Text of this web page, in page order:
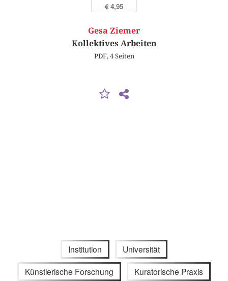
€ 4,95
Gesa Ziemer
Kollektives Arbeiten
PDF, 4 Seiten
Institution Universität
Künstlerische Forschung Kuratorische Praxis